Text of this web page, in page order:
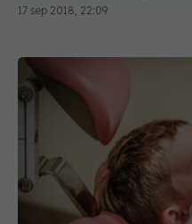
17 sep 2018, 22:09